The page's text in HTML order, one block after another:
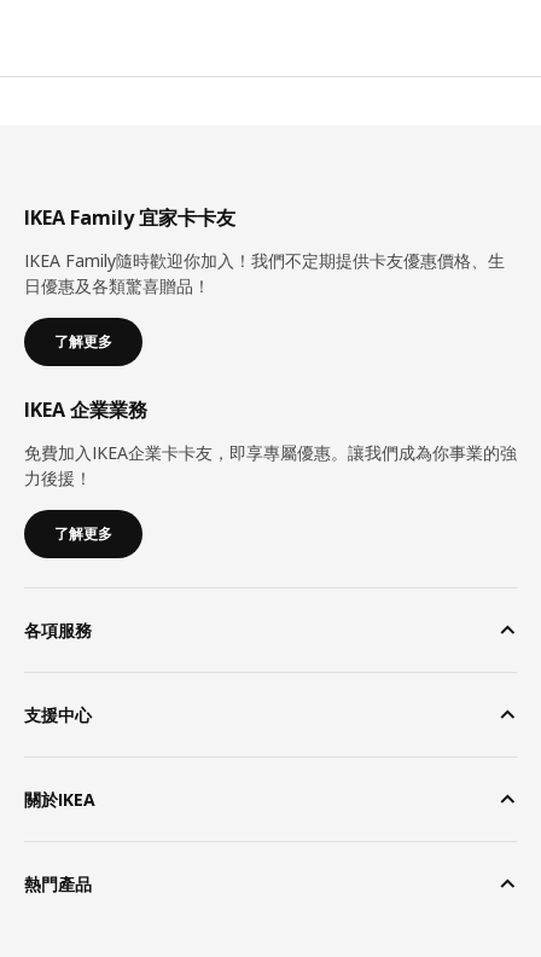
IKEA Family 宜家卡卡友
IKEA Family隨時歡迎你加入！我們不定期提供卡友優惠價格、生
日優惠及各類驚喜贈品！
了解更多
IKEA 企業業務
免費加入IKEA企業卡卡友，即享專屬優惠。讓我們成為你事業的強
力後援！
了解更多
各項服務
支援中心
關於IKEA
熱門產品